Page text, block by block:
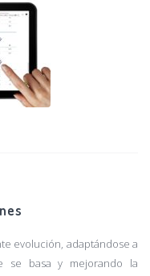
evolución, adaptándose a
se basa y mejorando la